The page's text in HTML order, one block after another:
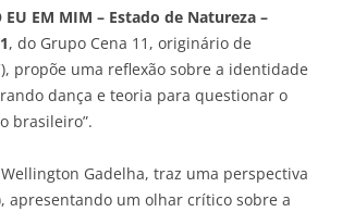
EU EM MIM – Estado de Natureza –
, do Grupo Cena 11, originário de
propõe uma reflexão sobre a identidade
dança e teoria para questionar o
brasileiro”.
Gadelha, traz uma perspectiva
apresentando um olhar crítico sobre a